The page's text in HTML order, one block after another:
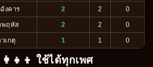
งคาร 2 2 0
พฤหัส 2 2 0
เกตุ 1 1 0
ใช้ได้ทุกเพศ